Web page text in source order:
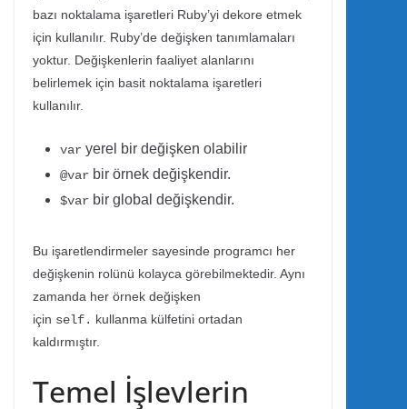
bazı noktalama işaretleri Ruby’yi dekore etmek
için kullanılır. Ruby’de değişken tanımlamaları
yoktur. Değişkenlerin faaliyet alanlarını
belirlemek için basit noktalama işaretleri
kullanılır.
var yerel bir değişken olabilir
@var bir örnek değişkendir.
$var bir global değişkendir.
Bu işaretlendirmeler sayesinde programcı her
değişkenin rolünü kolayca görebilmektedir. Aynı
zamanda her örnek değişken
için self. kullanma külfetini ortadan
kaldırmıştır.
Temel İşlevlerin